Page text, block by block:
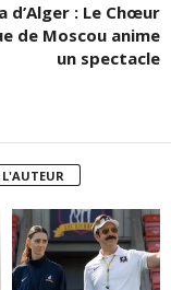
d’Alger : Le Chœur
de Moscou anime
un spectacle
L'AUTEUR